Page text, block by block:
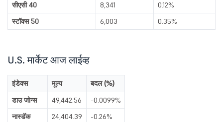
सीएसी 40
8,341
0.12%
स्टॉक्स 50
6,003 0.35%
U.S. मार्केट आज लाईव्ह
इंडेक्स मूल्य
बदल (%)
डाउ जोन्स
49,442.56
-0.0099%
नास्डॅक
24,404.39
-0.26%